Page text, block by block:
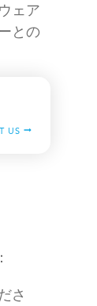
ェア
との
US
さ